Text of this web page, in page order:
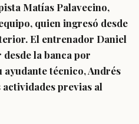
Matías Palavecino,
quien ingresó desde
El entrenador Daniel
la banca por
ayudante técnico, Andrés
previas al